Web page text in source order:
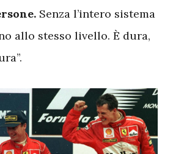
Senza l’intero sistema
allo stesso livello. È dura,